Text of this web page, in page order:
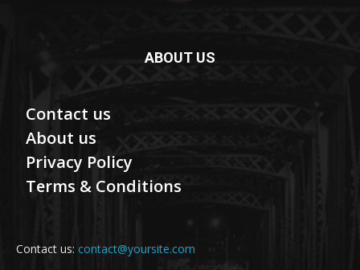
ABOUT US
Contact us
About us
Privacy Policy
Terms & Conditions
Contact us: contact@yoursite.com